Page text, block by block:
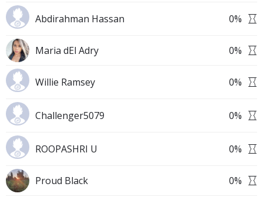
Abdirahman Hassan 0%
Maria dEl Adry 0%
Willie Ramsey 0%
Challenger5079 0%
ROOPASHRI U 0%
Proud Black 0%